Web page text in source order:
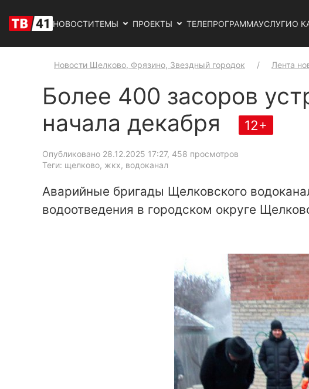
НОВОСТИТЕМЫ ПРОЕКТЫ ТЕЛЕПРОГРАММАУСЛУГИО
Новости Щелково, Фрязино, Звездный городок Лента
Более 400 засоров
начала декабря
12+
Опубликовано 28.12.2025 17:27, 458 просмотров
Теги: щелково, жкх, водоканал
Аварийные бригады Щелковского
водоотведения в городском округе